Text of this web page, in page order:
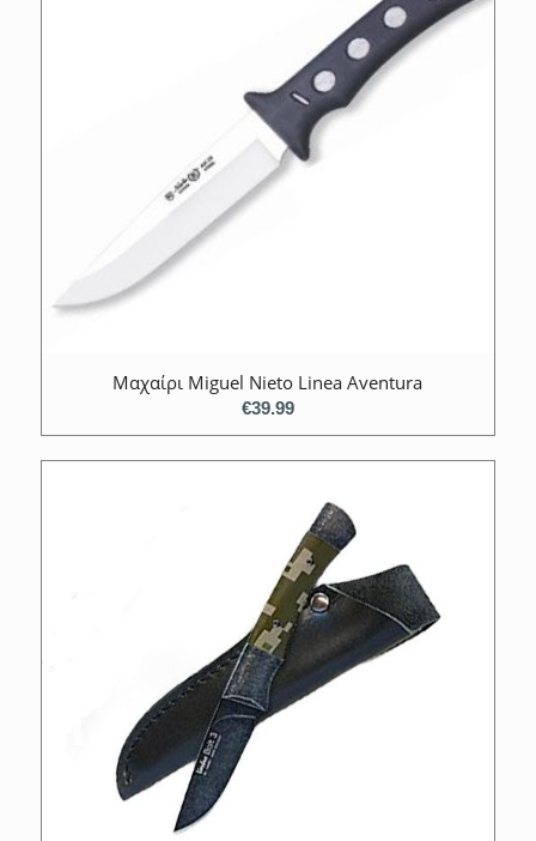
Mαχαίρι Miguel Nieto Linea Aventura
€39.99